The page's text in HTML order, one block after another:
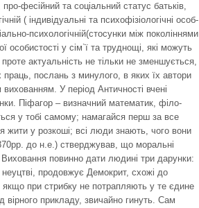
фесійний та соціальний статус батьків,
( індивідуальні та психофізіологічні особ-
психологічній(стосунки між поколіннями
у сім`ї та труднощі, які можуть
актуальність не тільки не зменшується,
послань з минулого, в яких їх автори
вихованням. У період Античності вчені
Піфагор – визначний математик, філо-
у тобі самому; намагайся перш за все
у розкоші; всі люди знають, чого вони
до н.е.) стверджував, що моральні
повинно дати людині три дарунки:
продовжує Демокрит, схожі до
при стрибку не потрапляють у те єдине
вірного прикладу, звичайно гинуть. Сам